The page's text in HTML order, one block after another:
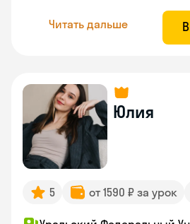
Читать дальше
Юлия
5 от 1590 ₽ за урок